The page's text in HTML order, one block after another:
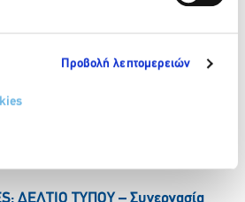
Προβολή λεπτομερειών
εντάσσεται στην ομάδα